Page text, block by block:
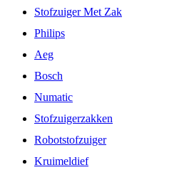
Stofzuiger Met Zak
Philips
Aeg
Bosch
Numatic
Stofzuigerzakken
Robotstofzuiger
Kruimeldief